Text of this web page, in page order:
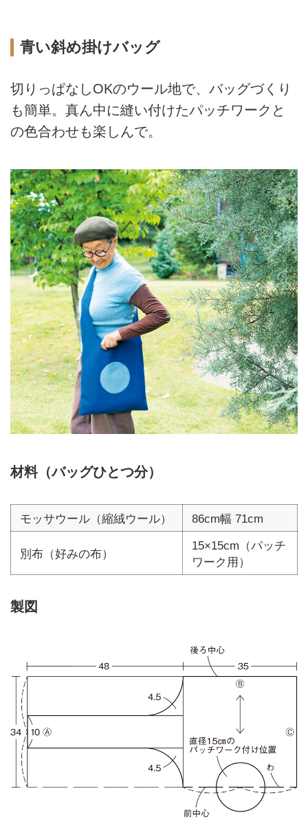
青い斜め掛けバッグ
切りっぱなしOKのウール地で、バッグづくり
も簡単。真ん中に縫い付けたパッチワークと
の色合わせも楽しんで。
材料（バッグひとつ分）
モッサウール（縮絨ウール） 86cm幅 71cm
別布（好みの布）
15×15cm（パッチ
ワーク用）
製図